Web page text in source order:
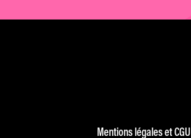
Mentions légales et CGU